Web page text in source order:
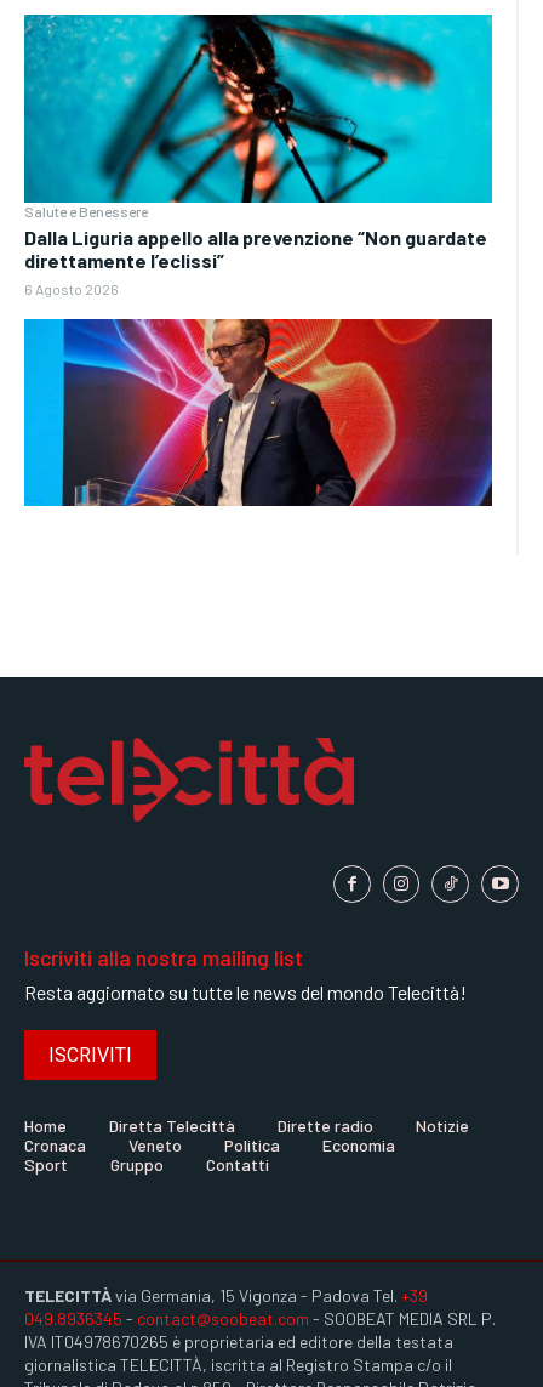
Salute e Benessere
Dalla Liguria appello alla prevenzione “Non guardate
direttamente l’eclissi”
6 Agosto 2026
Iscriviti alla nostra mailing list
Resta aggiornato su tutte le news del mondo Telecittà!
ISCRIVITI
Home Diretta Telecittà Dirette radio
Notizie
Cronaca
Veneto Politica
Economia
Sport
Gruppo Contatti
TELECITTÀvia Germania, 15 Vigonza - Padova Tel. +39
049.8936345 - contact@soobeat.com - SOOBEAT MEDIA SRL P.
IVA IT04978670265 è proprietaria ed editore della testata
giornalistica TELECITTÀ, iscritta al Registro Stampa c/o il